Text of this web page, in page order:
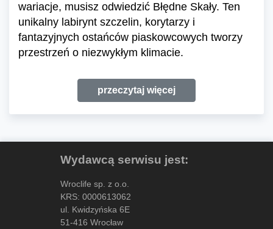
wariacje, musisz odwiedzić Błędne Skały. Ten
unikalny labirynt szczelin, korytarzy i
fantazyjnych ostańców piaskowcowych tworzy
przestrzeń o niezwykłym klimacie.
przeczytaj więcej
Wydawcą serwisu jest:
Wroclife sp. z o.o.
KRS: 0000613062
ul. Kwidzyńska 6E
51-416 Wrocław